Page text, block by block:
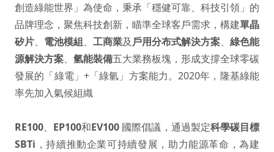
創造綠能世界」為使命，秉承「穩健可靠、科技引領」的
品牌理念，聚焦科技創新，瞄準全球客戶需求，構建單晶
矽片、 電池模組、 工商業及戶用分布式解決方案、 綠色能
源解決方案、 氫能裝備五大業務板塊，形成支撐全球零碳
發展的「綠電」+「綠氫」方案能力。2020年，隆基綠能
率先加入氣候組織
RE100、 EP100和EV100 國際倡議，通過製定科學碳目標
SBTi ，持續推動企業可持續發展，助力能源革命，為建